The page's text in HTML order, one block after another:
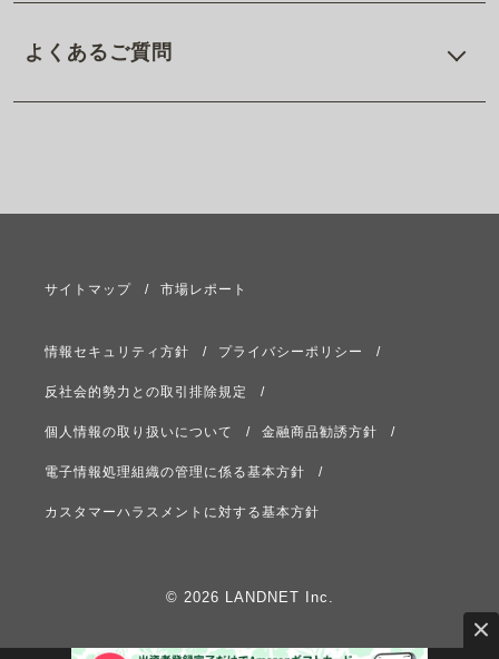
よくあるご質問
サイトマップ 市場レポート
情報セキュリティ方針 プライバシーポリシー
反社会的勢力との取引排除規定
個人情報の取り扱いについて 金融商品勧誘方針
電子情報処理組織の管理に係る基本方針
カスタマーハラスメントに対する基本方針
© 2026 LANDNET Inc.